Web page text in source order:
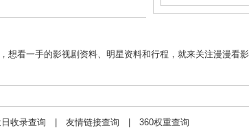
想看一手的影视剧资料、明星资料和行程，就来关注漫漫看影
收录查询 友情链接查询 360权重查询